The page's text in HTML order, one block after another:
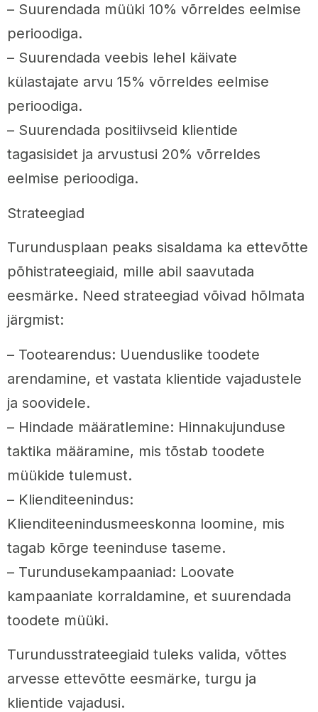
– Suurendada müüki 10% võrreldes eelmise
perioodiga.
– Suurendada veebis lehel käivate
külastajate arvu 15% võrreldes eelmise
perioodiga.
– Suurendada positiivseid klientide
tagasisidet ja arvustusi 20% võrreldes
eelmise perioodiga.
Strateegiad
Turundusplaan peaks sisaldama ka ettevõtte
põhistrateegiaid, mille abil saavutada
eesmärke. Need strateegiad võivad hõlmata
järgmist:
– Tootearendus: Uuenduslike toodete
arendamine, et vastata klientide vajadustele
ja soovidele.
– Hindade määratlemine: Hinnakujunduse
taktika määramine, mis tõstab toodete
müükide tulemust.
– Klienditeenindus:
Klienditeenindusmeeskonna loomine, mis
tagab kõrge teeninduse taseme.
– Turundusekampaaniad: Loovate
kampaaniate korraldamine, et suurendada
toodete müüki.
Turundusstrateegiaid tuleks valida, võttes
arvesse ettevõtte eesmärke, turgu ja
klientide vajadusi.